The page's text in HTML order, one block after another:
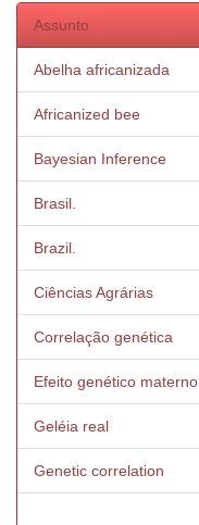
Assunto
Abelha africanizada
Africanized bee
Bayesian Inference
Brasil.
Brazil.
Ciências Agrárias
Correlação genética
Efeito genético materno
Geléia real
Genetic correlation